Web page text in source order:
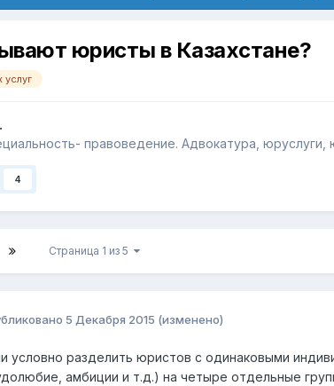
юристы в Казахстане?
правоведение. Адвокатура,
4
Страница 1 из 5
5 Декабря 2015 (изменено)
условно разделить юристов с одинаковыми
амбиции и т.д.) на четыре отдельные